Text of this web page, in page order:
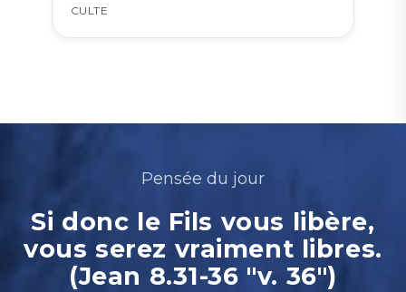
CULTE
Pensée du jour
Si donc le Fils vous libère,
vous serez vraiment libres.
(Jean 8.31-36 "v. 36")